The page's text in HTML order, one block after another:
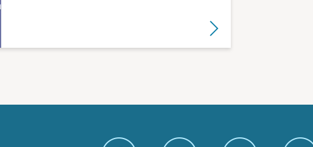
Lire la suite